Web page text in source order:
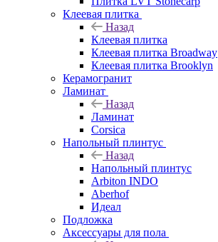
Клеевая плитка
Назад
Клеевая плитка
Клеевая плитка Broadway
Клеевая плитка Brooklyn
Керамогранит
Ламинат
Назад
Ламинат
Corsica
Напольный плинтус
Назад
Напольный плинтус
Arbiton INDO
Aberhof
Идеал
Подложка
Аксессуары для пола